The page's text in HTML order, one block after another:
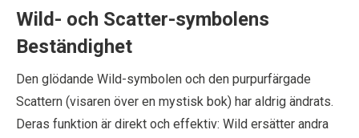
Wild- och Scatter-symbolens
Beständighet
Den glödande Wild-symbolen och den purpurfärgade
Scattern (visaren över en mystisk bok) har aldrig ändrats.
Deras funktion är direkt och effektiv: Wild ersätter andra